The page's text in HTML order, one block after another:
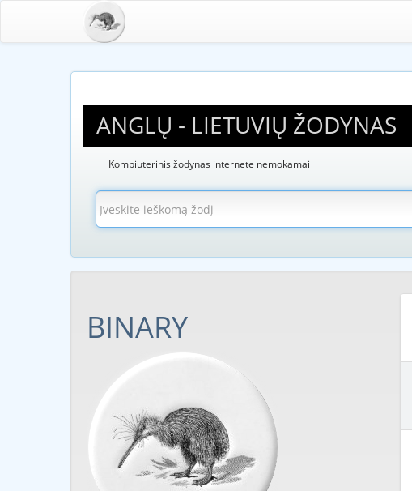
ANGLŲ - LIETUVIŲ ŽODYNAS
Kompiuterinis žodynas internete nemokamai
BINARY